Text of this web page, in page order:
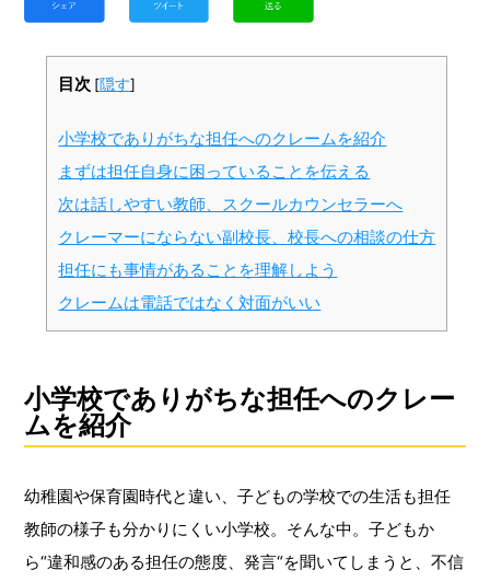
目次 [隠す]
小学校でありがちな担任へのクレームを紹介
まずは担任自身に困っていることを伝える
次は話しやすい教師、スクールカウンセラーへ
クレーマーにならない副校長、校長への相談の仕方
担任にも事情があることを理解しよう
クレームは電話ではなく対面がいい
小学校でありがちな担任へのクレー
ムを紹介
幼稚園や保育園時代と違い、子どもの学校での生活も担任
教師の様子も分かりにくい小学校。そんな中。子どもか
ら“違和感のある担任の態度、発言“を聞いてしまうと、不信